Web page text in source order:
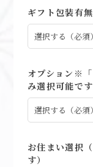
ギフト包装有無
オプション※
み選択可能です
お住まい選択
す）